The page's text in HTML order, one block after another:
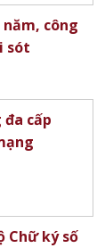
công
sót
cấp
Chữ ký số